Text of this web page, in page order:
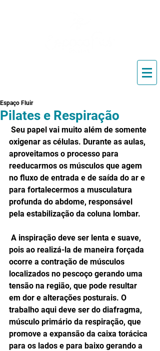
Pilates e Respiração
Espaço Fluir
oxigenar as células. Durante as aulas,
aproveitamos o processo para
reeducarmos os músculos que agem
no fluxo de entrada e de saída do ar e
para fortalecermos a musculatura
profunda do abdome, responsável
pela estabilização da coluna lombar.
pois ao realizá-la de maneira forçada
ocorre a contração de músculos
localizados no pescoço gerando uma
tensão na região, que pode resultar
em dor e alterações posturais. O
trabalho aqui deve ser do diafragma,
músculo primário da respiração, que
promove a expansão da caixa torácica
para os lados e para baixo gerando a